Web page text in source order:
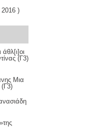
)
(Γ3)
Μια
(Γ3)